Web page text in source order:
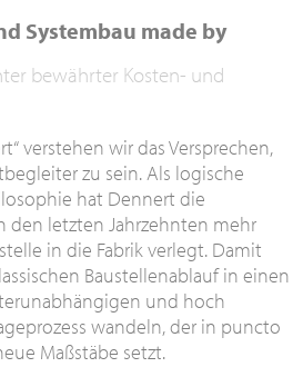
Systembau made by
bewährter Kosten- und
verstehen wir das Versprechen,
zu sein. Als logische
hat Dennert die
den letzten Jahrzehnten mehr
in die Fabrik verlegt. Damit
Baustellenablauf in einen
und hoch
wandeln, der in puncto
Maßstäbe setzt.